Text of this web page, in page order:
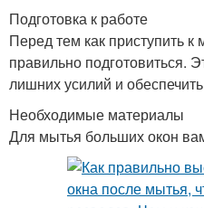
Подготовка к работе
Перед тем как приступить
правильно подготовиться.
лишних усилий и
Необходимые материалы
Для мытья больших окон